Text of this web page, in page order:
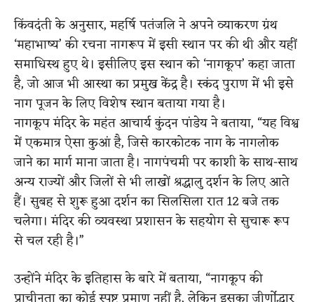
किंवदंती के अनुसार, महर्षि पतंजलि ने अपने व्याकरण ग्रंथ
‘महाभाष्य’ की रचना नागरूप में इसी स्थान पर की थी और यहीं
समाधिस्थ हुए थे। इसीलिए इस स्थान को ‘नागकूप’ कहा जाता
है, जो आज भी आस्था का प्रमुख केंद्र है। स्कंद पुराण में भी इसे
नाग पूजन के लिए विशेष स्थान बताया गया है।
नागकूप मंदिर के महंत आचार्य कुंदन पांडेय ने बताया, “यह विश्व
में एकमात्र ऐसा कुआं है, जिसे कारकोटक नाग के नागलोक
जाने का मार्ग माना जाता है। नागपंचमी पर काशी के साथ-साथ
अन्य राज्यों और जिलों से भी लाखों श्रद्धालु दर्शन के लिए आते
हैं। सुबह से शुरू हुआ दर्शन का सिलसिला रात 12 बजे तक
चलेगा। मंदिर की व्यवस्था प्रशासन के सहयोग से सुचारू रूप
से चल रही है।”
उन्होंने मंदिर के इतिहास के बारे में बताया, “नागकूप की